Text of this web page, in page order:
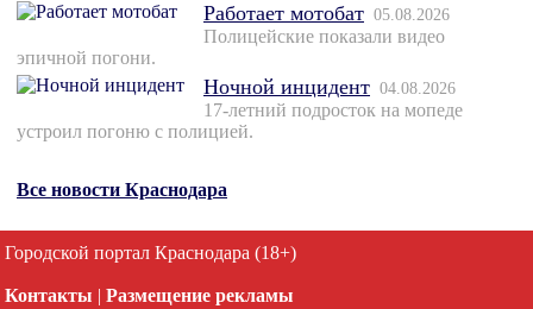
Работает мотобат 05.08.2026
Полицейские показали видео
эпичной погони.
Ночной инцидент 04.08.2026
17-летний подросток на мопеде
устроил погоню с полицией.
Все новости Краснодара
Городской портал Краснодара (18+)
Контакты | Размещение рекламы